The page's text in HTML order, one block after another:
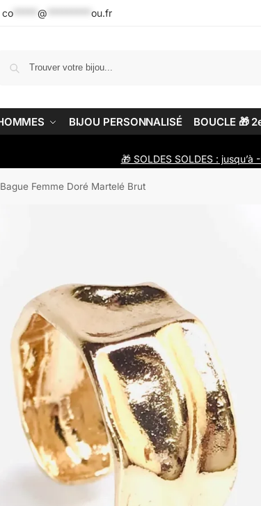
co @ ou.fr
BIJOU PERSONNALISÉ BOUCLE 🎁
🎁 SOLDES SOLDES :
Bague Femme Doré Martelé Brut